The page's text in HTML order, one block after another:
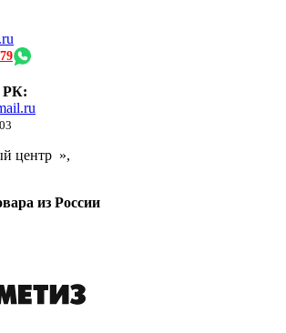
РК:
центр »,
из России